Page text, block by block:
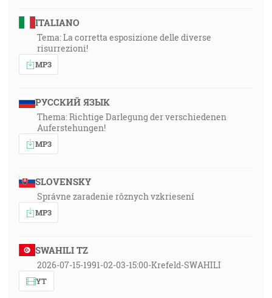
ITALIANO
Tema: La corretta esposizione delle diverse
risurrezioni!
MP3
РУССКИЙ ЯЗЫК
Thema: Richtige Darlegung der verschiedenen
Auferstehungen!
MP3
SLOVENSKY
Správne zaradenie rôznych vzkriesení
MP3
SWAHILI TZ
2026-07-15-1991-02-03-15:00-Krefeld-SWAHILI
YT